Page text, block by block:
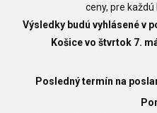
ceny, pre
Výsledky budú vyhlásené v
Košice vo štvrtok 7.
Posledný termín na